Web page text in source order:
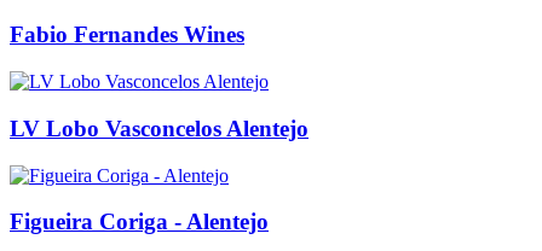
Fabio Fernandes Wines
LV Lobo Vasconcelos Alentejo
Figueira Coriga - Alentejo